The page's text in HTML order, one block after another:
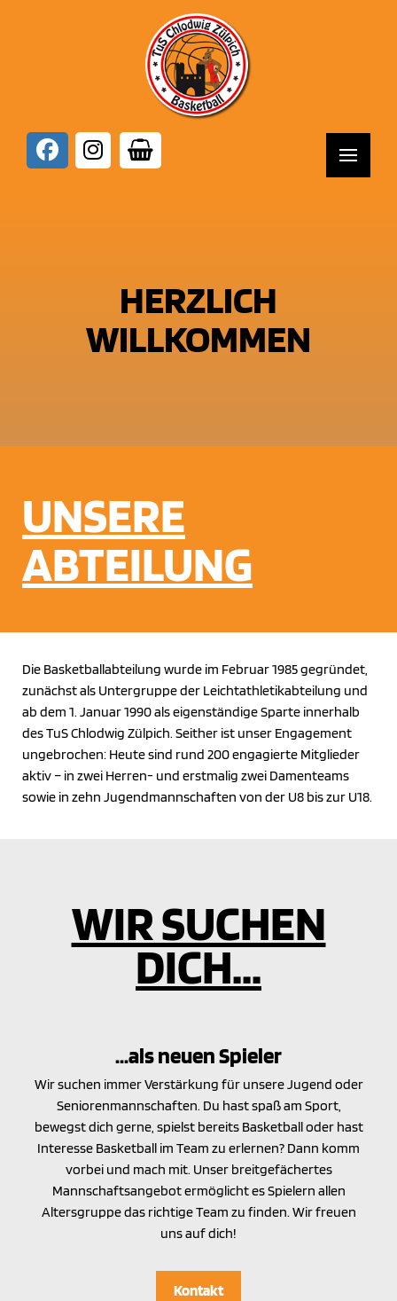
UNSERE
ABTEILUNG
Die Basketballabteilung wurde im Februar 1985 gegründet,
zunächst als Untergruppe der Leichtathletikabteilung und
ab dem 1. Januar 1990 als eigenständige Sparte innerhalb
des TuS Chlodwig Zülpich. Seither ist unser Engagement
ungebrochen: Heute sind rund 200 engagierte Mitglieder
aktiv – in zwei Herren- und erstmalig zwei Damenteams
sowie in zehn Jugendmannschaften von der U8 bis zur U18.
WIR SUCHEN
DICH...
...als neuen Spieler
Wir suchen immer Verstärkung für unsere Jugend oder
Seniorenmannschaften. Du hast spaß am Sport,
bewegst dich gerne, spielst bereits Basketball oder hast
Interesse Basketball im Team zu erlernen? Dann komm
vorbei und mach mit. Unser breitgefächertes
Mannschaftsangebot ermöglicht es Spielern allen
Altersgruppe das richtige Team zu finden. Wir freuen
uns auf dich!
Kontakt